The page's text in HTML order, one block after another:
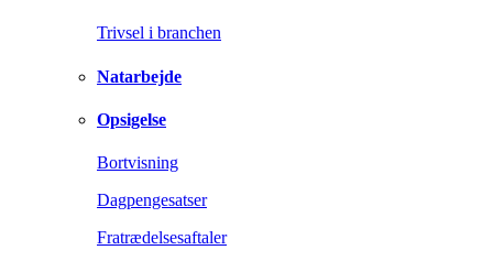
Trivsel i branchen
Natarbejde
Opsigelse
Bortvisning
Dagpengesatser
Fratrædelsesaftaler